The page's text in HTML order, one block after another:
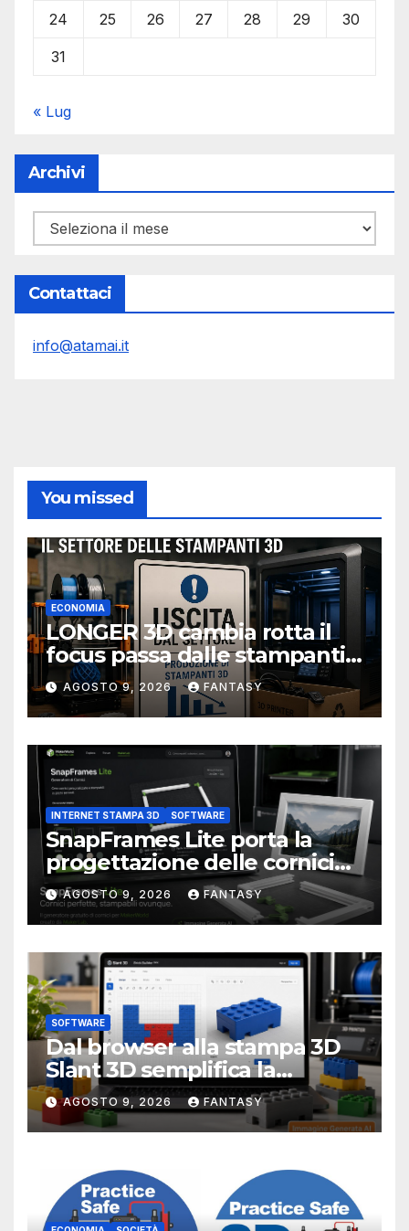
24 25 26 27 28 29 30
31
« Lug
Archivi
Archivi
Contattaci
info@atamai.it
You missed
ECONOMIA
LONGER 3D cambia rotta il
focus passa dalle stampanti
3D alla stampa UV?
AGOSTO 9, 2026 FANTASY
INTERNET STAMPA 3D SOFTWARE
SnapFrames Lite porta la
progettazione delle cornici
personalizzate direttamente
nel browser
AGOSTO 9, 2026 FANTASY
SOFTWARE
Dal browser alla stampa 3D
Slant 3D semplifica la
creazione di mattoncini
compatibili LEGO
AGOSTO 9, 2026 FANTASY